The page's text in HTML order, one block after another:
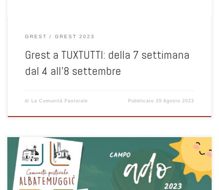
GREST GREST 2023
Grest a TUXTUTTI: della 7 settimana
dal 4 all’8 settembre
di La Cumunità Pastorale Pubblicato 29 Agosto 2023
Ultimissime news: i ragazzi, accompagnati da don Giovanni e Walter,
si preparano per una nuova esperienza all’insegna del “prendiamoci